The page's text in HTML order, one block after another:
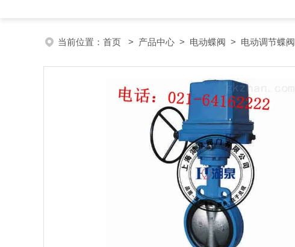
当前位置： 首页 > 产品中心 > 电动蝶阀 > 电动调节蝶阀